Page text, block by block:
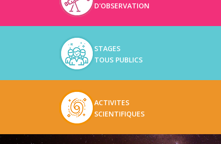
D'OBSERVATION
STAGES
TOUS PUBLICS
ACTIVITES
SCIENTIFIQUES